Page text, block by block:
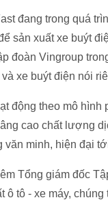
đang trong quá
sản xuất xe buýt
đoàn Vingroup
xe buýt điện nói
động theo mô
cao chất lượng
văn minh, hiện đại
Tổng giám đốc
tô - xe máy,